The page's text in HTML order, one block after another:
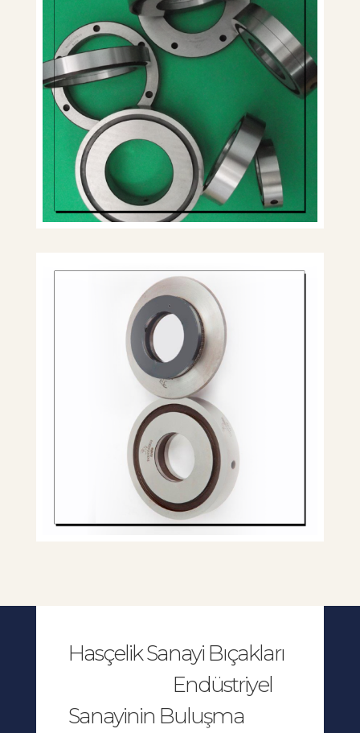
Hasçelik Sanayi Bıçakları
Endüstriyel
Sanayinin Buluşma